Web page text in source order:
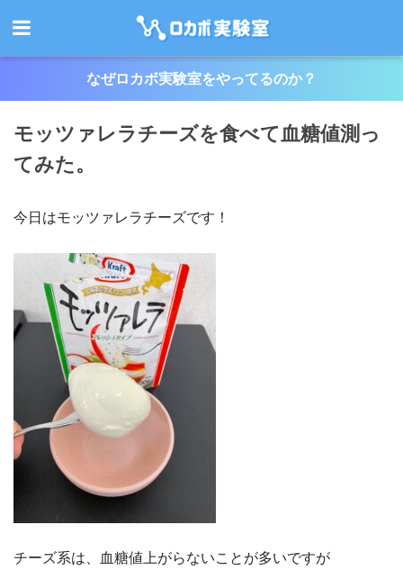
なぜロカボ実験室をやってるのか？
モッツァレラチーズを食べて血糖値測っ
てみた。
今日はモッツァレラチーズです！
チーズ系は、血糖値上がらないことが多いですが